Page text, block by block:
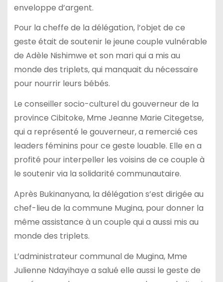
enveloppe d’argent.
Pour la cheffe de la délégation, l’objet de ce
geste était de soutenir le jeune couple vulnérable
de Adèle Nishimwe et son mari qui a mis au
monde des triplets, qui manquait du nécessaire
pour nourrir leurs bébés.
Le conseiller socio-culturel du gouverneur de la
province Cibitoke, Mme Jeanne Marie Citegetse,
qui a représenté le gouverneur, a remercié ces
leaders féminins pour ce geste louable. Elle en a
profité pour interpeller les voisins de ce couple à
le soutenir via la solidarité communautaire.
Après Bukinanyana, la délégation s’est dirigée au
chef-lieu de la commune Mugina, pour donner la
même assistance à un couple qui a aussi mis au
monde des triplets.
L’administrateur communal de Mugina, Mme
Julienne Ndayihaye a salué elle aussi le geste de